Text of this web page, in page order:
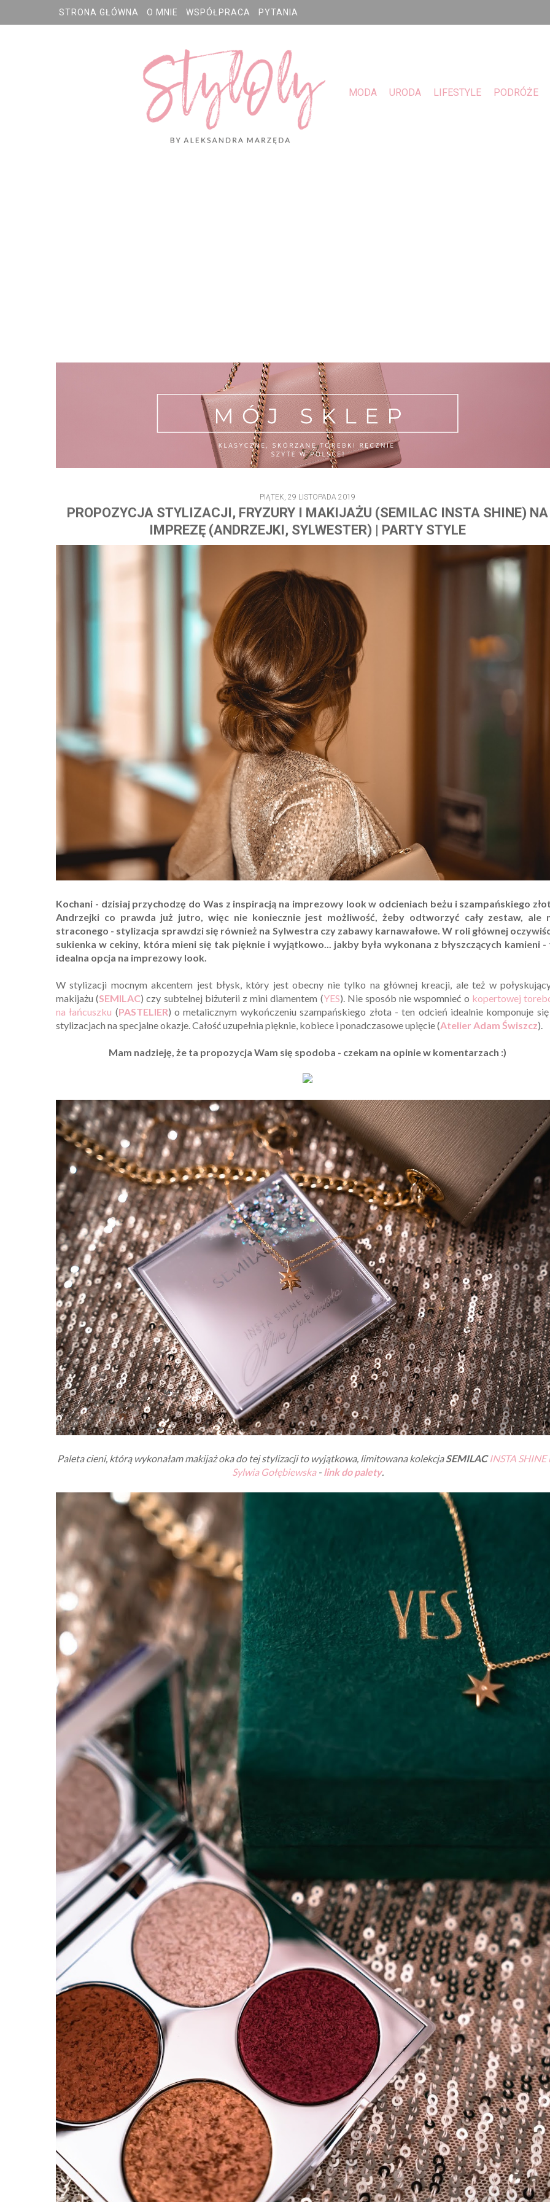
STRONA GŁÓWNA O MNIE WSPÓŁPRACA PYTANIA
MODA URODA LIFESTYLE PODRÓŻE
PIĄTEK, 29 LISTOPADA 2019
PROPOZYCJA STYLIZACJI, FRYZURY I MAKIJAŻU (SEMILAC INSTA SHINE) NA
IMPREZĘ (ANDRZEJKI, SYLWESTER) | PARTY STYLE
Kochani - dzisiaj przychodzę do Was z inspiracją na imprezowy look w odcieniach beżu i szampańskiego
Andrzejki co prawda już jutro, więc nie koniecznie jest możliwość, żeby odtworzyć cały zestaw, ale
straconego - stylizacja sprawdzi się również na Sylwestra czy zabawy karnawałowe. W roli głównej
sukienka w cekiny, która mieni się tak pięknie i wyjątkowo... jakby była wykonana z błyszczących kamieni -
idealna opcja na imprezowy look.
W stylizacji mocnym akcentem jest błysk, który jest obecny nie tylko na głównej kreacji, ale też w
makijażu (SEMILAC) czy subtelnej biżuterii z mini diamentem (YES). Nie sposób nie wspomnieć o kopertowej
na łańcuszku (PASTELIER) o metalicznym wykończeniu szampańskiego złota - ten odcień idealnie komponuje
stylizacjach na specjalne okazje. Całość uzupełnia pięknie, kobiece i ponadczasowe upięcie (Atelier Adam Świszcz).
Mam nadzieję, że ta propozycja Wam się spodoba - czekam na opinie w komentarzach :)
Paleta cieni, którą wykonałam makijaż oka do tej stylizacji to wyjątkowa, limitowana kolekcjaSEMILAC INSTA SHINE
Sylwia Gołębiewska- link do palety.